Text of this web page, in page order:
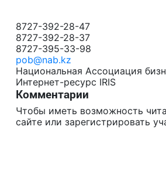
8727-392-28-47
8727-392-28-37
8727-395-33-98
pob@nab.kz
Национальная Ассоциация
Интернет-ресурс IRIS
Комментарии
Чтобы иметь возможность
сайте или зарегистрировать